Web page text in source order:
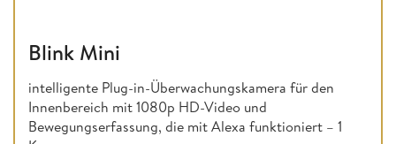
Blink Mini
intelligente Plug-in-Überwachungskamera für den
Innenbereich mit 1080p HD-Video und
Bewegungserfassung, die mit Alexa funktioniert – 1